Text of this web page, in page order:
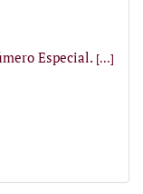
Especial. [...]